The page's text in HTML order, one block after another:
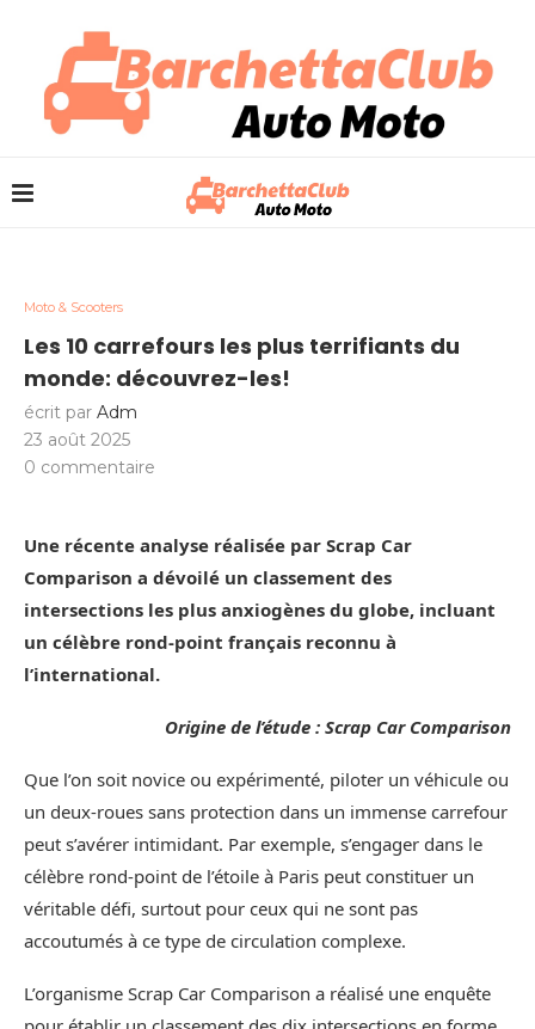
Moto & Scooters
Les 10 carrefours les plus terrifiants du
monde: découvrez-les!
écrit par Adm
23 août 2025
0 commentaire
Une récente analyse réalisée par Scrap Car
Comparison a dévoilé un classement des
intersections les plus anxiogènes du globe, incluant
un célèbre rond-point français reconnu à
l’international.
Origine de l’étude : Scrap Car Comparison
Que l’on soit novice ou expérimenté, piloter un véhicule ou
un deux-roues sans protection dans un immense carrefour
peut s’avérer intimidant. Par exemple, s’engager dans le
célèbre rond-point de l’étoile à Paris peut constituer un
véritable défi, surtout pour ceux qui ne sont pas
accoutumés à ce type de circulation complexe.
L’organisme Scrap Car Comparison a réalisé une enquête